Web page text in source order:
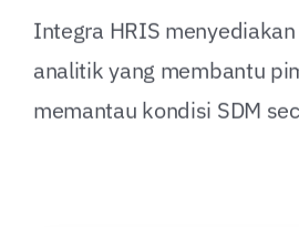
Integra HRIS
analitik yang membantu
memantau kondisi SDM